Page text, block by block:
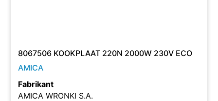
8067506 KOOKPLAAT 220N 2000W 230V ECO
AMICA
Fabrikant
AMICA WRONKI S.A.